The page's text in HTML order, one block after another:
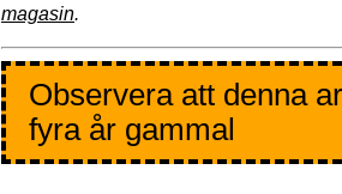
magasin.
Observera att denna
fyra år gammal